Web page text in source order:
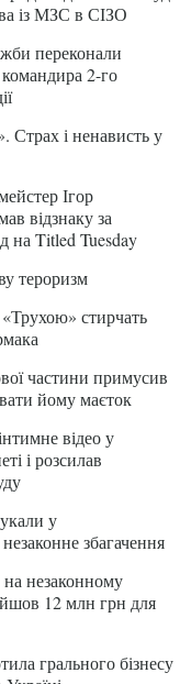
із МЗС в СІЗО
переконали
2-го
Страх і ненависть у
Ігор
відзнаку за
на Titled Tuesday
тероризм
стирчать
частини примусив
йому маєток
відео у
і розсилав
у
збагачення
незаконному
12 млн грн для
грального бізнесу